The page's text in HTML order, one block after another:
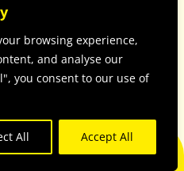
browsing experience,
and analyse our
you consent to our use of
All Accept All
TABLE